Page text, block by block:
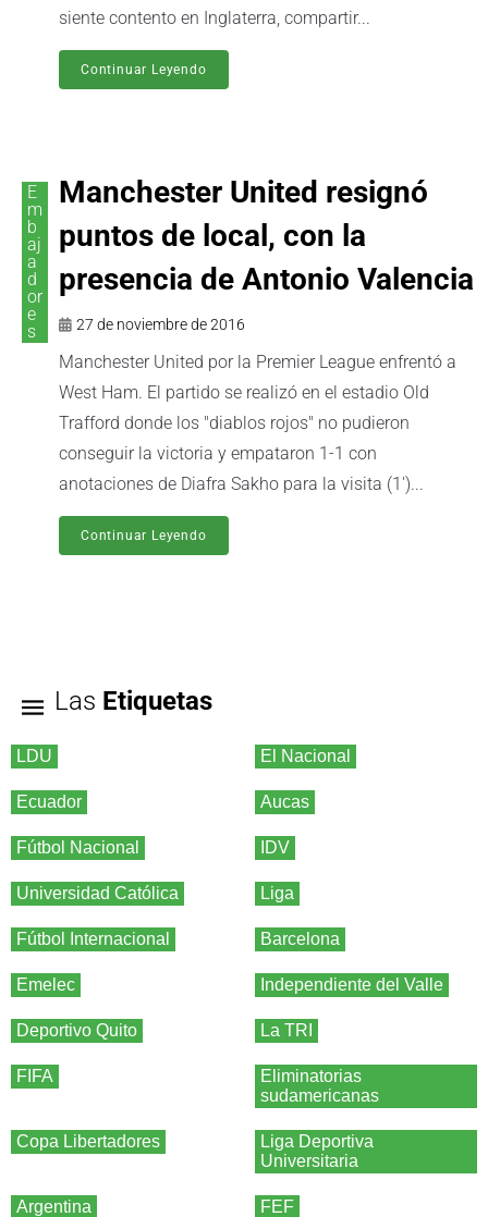
siente contento en Inglaterra, compartir...
Continuar Leyendo
E
m
b
aj
a
d
or
e
s
Manchester United resignó
puntos de local, con la
presencia de Antonio Valencia
27 de noviembre de 2016
Manchester United por la Premier League enfrentó a
West Ham. El partido se realizó en el estadio Old
Trafford donde los "diablos rojos" no pudieron
conseguir la victoria y empataron 1-1 con
anotaciones de Diafra Sakho para la visita (1')...
Continuar Leyendo
Las Etiquetas
LDU El Nacional
Ecuador Aucas
Fútbol Nacional IDV
Universidad Católica Liga
Fútbol Internacional Barcelona
Emelec Independiente del Valle
Deportivo Quito La TRI
FIFA
Eliminatorias
sudamericanas
Copa Libertadores
Liga Deportiva
Universitaria
Argentina FEF